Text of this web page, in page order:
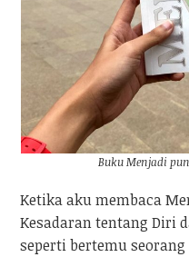
Buku Menjadi
Ketika aku membaca
Kesadaran tentang Diri
seperti bertemu